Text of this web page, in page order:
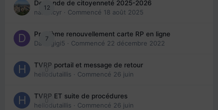
12
Demande de citoyenneté 2025-2026
nanancyr · Commencé 18 août 2025
7
Problème renouvellement carte RP en ligne
Davidgigi5 · Commencé 22 décembre 2022
0
TVRP portail et message de retour
hellodutaillis · Commencé 26 juin
0
TVRP ET suite de procédures
hellodutaillis · Commencé 26 juin